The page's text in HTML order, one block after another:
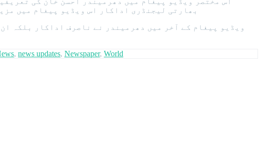
بھارتی لیجنڈری اداکار اس ویڈیو پیغام میں
ویڈیو پیغام کے آخر میں دھرمیندر نے ناصرف اداکار بلکہ
, news updates, Newspaper, World